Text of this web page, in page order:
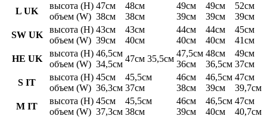
L UK
высота (H)
объем (W)
47см
38см
48см
38см
49см
39см
49см
39см
52см
39см
SW UK
высота (H)
объем (W)
43см
39см
43см
40см
44см
40см
44см
40см
45см
41см
HE UK
высота (H)
объем (W)
46,5см
34,5см
47см 35,5см
47,5см
36см
48см
36,5см
49см
37см
S IT
высота (H)
объем (W)
45см
36,3см
45,5см
37см
46см
38см
46,5см
39см
47см
39,7см
M IT
высота (H)
объем (W)
45см
37,3см
45,5см
38см
46см
39см
46,5см
40см
47см
40,7см